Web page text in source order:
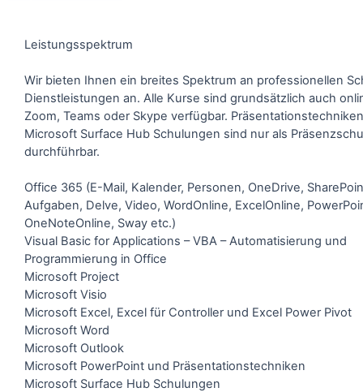
Leistungsspektrum
Wir bieten Ihnen ein breites Spektrum an professionellen
Dienstleistungen an. Alle Kurse sind grundsätzlich auch
Zoom, Teams oder Skype verfügbar.
Microsoft Surface Hub Schulungen sind nur als
durchführbar.
Office 365 (E-Mail, Kalender, Personen, OneDrive,
Aufgaben, Delve, Video, WordOnline, ExcelOnline,
OneNoteOnline, Sway etc.)
Visual Basic for Applications – VBA – Automatisierung und
Programmierung in Office
Microsoft Project
Microsoft Visio
Microsoft Excel, Excel für Controller und Excel Power Pivot
Microsoft Word
Microsoft Outlook
Microsoft PowerPoint und Präsentationstechniken
Microsoft Surface Hub Schulungen